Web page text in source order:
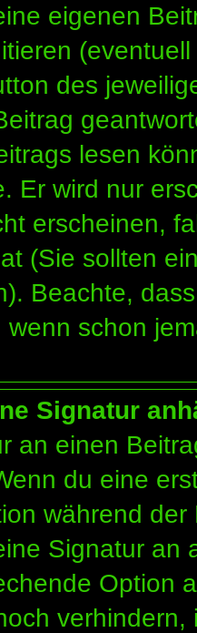
eigenen
des
lesen
Er wird nur
erscheinen,
(Sie sollten
Beachte,
wenn schon
Signatur
an einen
du eine
während
Signatur an
Option